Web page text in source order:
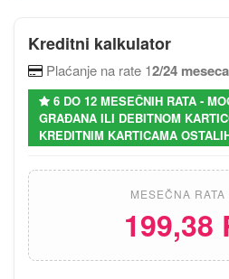
Kreditni kalkulator
Plaćanje na rate 12/24 meseca
6 DO 12 MESEČNIH RATA -
GRAĐANA ILI DEBITNOM
KREDITNIM KARTICAMA
MESEČNA RATA
199,38